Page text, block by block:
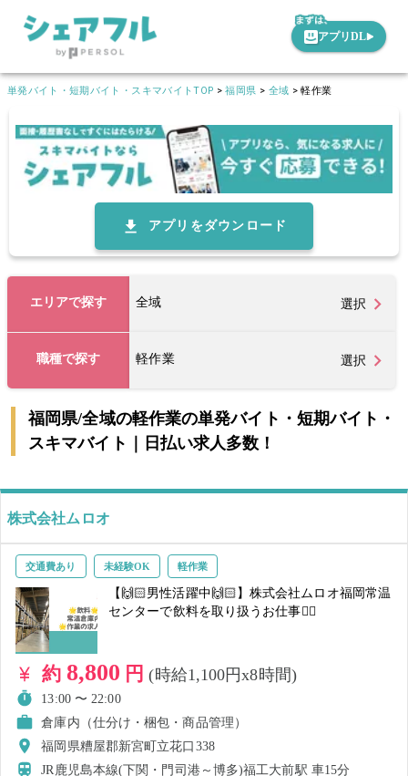
アプリDL
単発バイト・短期バイト・スキマバイトTOP >福岡県 > 全域 >軽作業
アプリをダウンロード
エリアで探す 全域 選択
職種で探す 軽作業 選択
福岡県/全域の軽作業の単発バイト・短期バイト・
スキマバイト｜日払い求人多数！
株式会社ムロオ
交通費あり 未経験OK 軽作業
【🙌🏻男性活躍中🙌🏻】株式会社ムロオ福岡常温
センターで飲料を取り扱うお仕事🏋️‍♀️
約 8,800 円(時給1,100円x8時間)
13:00 〜 22:00
倉庫内（仕分け・梱包・商品管理）
福岡県糟屋郡新宮町立花口338
JR鹿児島本線(下関・門司港～博多)福工大前駅 車15分